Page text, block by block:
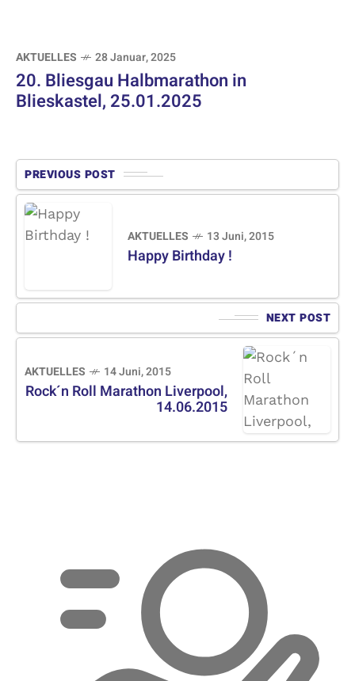
AKTUELLES 28 Januar, 2025
20. Bliesgau Halbmarathon in
Blieskastel, 25.01.2025
PREVIOUS POST
AKTUELLES 13 Juni, 2015
Happy Birthday !
NEXT POST
AKTUELLES 14 Juni, 2015
Rock´n Roll Marathon Liverpool,
14.06.2015